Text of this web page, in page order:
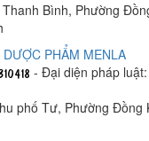
Bình, Phường
PHẨM MENLA
- Đại diện pháp
phố Tư, Phường Đồng